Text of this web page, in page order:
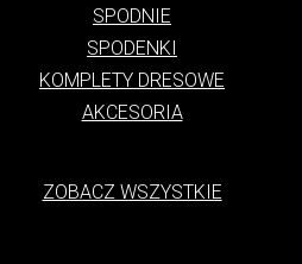
SPODNIE
SPODENKI
KOMPLETY DRESOWE
AKCESORIA
ZOBACZ WSZYSTKIE